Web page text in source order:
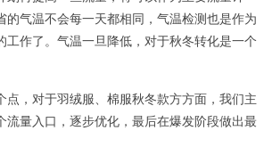
的气温不会每一天都相同，气温检测也是作为
工作了。气温一旦降低，对于秋冬转化是一个
点，对于羽绒服、棉服秋冬款方方面，我们主
流量入口，逐步优化，最后在爆发阶段做出最